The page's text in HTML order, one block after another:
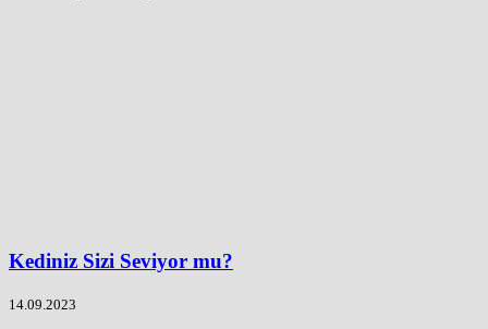
Kediniz Sizi Seviyor mu?
14.09.2023